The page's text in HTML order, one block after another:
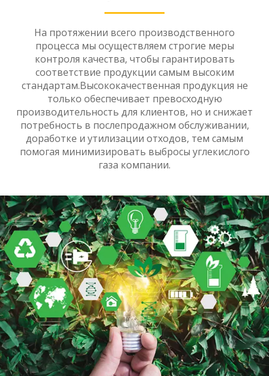
На протяжении всего производственного
процесса мы осуществляем строгие меры
контроля качества, чтобы гарантировать
соответствие продукции самым высоким
стандартам.Высококачественная продукция не
только обеспечивает превосходную
производительность для клиентов, но и снижает
потребность в послепродажном обслуживании,
доработке и утилизации отходов, тем самым
помогая минимизировать выбросы углекислого
газа компании.